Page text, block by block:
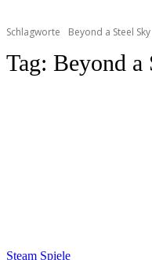
Schlagworte Beyond a Steel Sky
Tag: Beyond a
Steam Spiele